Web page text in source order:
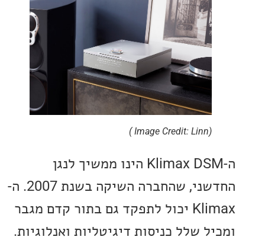
ה-Klimax DSM הינו ממשיך לנגן
החדשני, שהחברה השיקה בשנת 2007. ה-
Klimax יכול לתפקד גם בתור קדם מגבר
שלל כניסות דיגיטליות ואנלוגיות.